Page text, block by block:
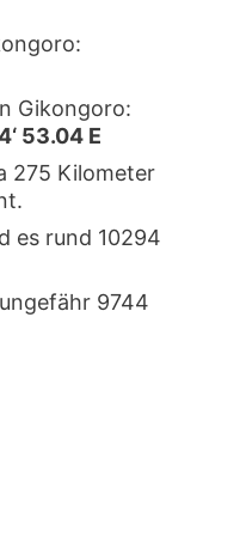
Gikongoro:
53.04 E
275 Kilometer
es rund 10294
9744